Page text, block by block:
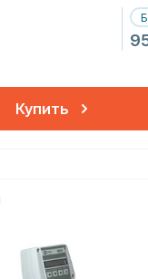
Купить